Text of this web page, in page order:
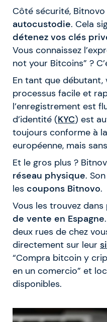
Côté sécurité,
autocustodie. Cela
détenez vos clés
Vous connaissez
not your Bitcoins” ?
En tant que débutant,
processus facile et
l’enregistrement est
d’identité (KYC) est
toujours conforme à
européenne, mais
Et le gros plus ?
réseau physique.
les coupons Bitnovo.
Vous les trouvez dans
de vente en Espagne
deux rues de chez
directement sur leur
“Compra bitcoin y
en un comercio” et
disponibles.